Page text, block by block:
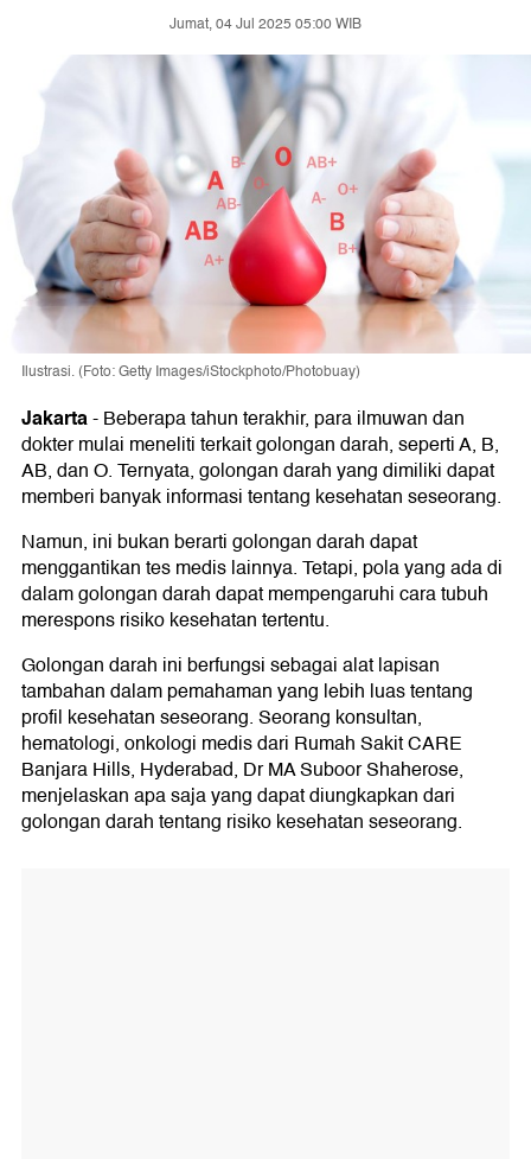
Jumat, 04 Jul 2025 05:00 WIB
Ilustrasi. (Foto: Getty Images/iStockphoto/Photobuay)
Jakarta-Beberapa tahun terakhir, para ilmuwan dan
dokter mulai meneliti terkait golongan darah, seperti A, B,
AB, dan O. Ternyata, golongan darah yang dimiliki dapat
memberi banyak informasi tentang kesehatan seseorang.
Namun, ini bukan berarti golongan darah dapat
menggantikan tes medis lainnya. Tetapi, pola yang ada di
dalam golongan darah dapat mempengaruhi cara tubuh
merespons risiko kesehatan tertentu.
Golongan darah ini berfungsi sebagai alat lapisan
tambahan dalam pemahaman yang lebih luas tentang
profil kesehatan seseorang. Seorang konsultan,
hematologi, onkologi medis dari Rumah Sakit CARE
Banjara Hills, Hyderabad, Dr MA Suboor Shaherose,
menjelaskan apa saja yang dapat diungkapkan dari
golongan darah tentang risiko kesehatan seseorang.